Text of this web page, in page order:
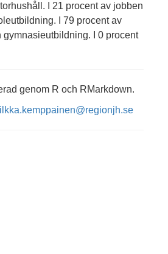
I 21 procent av jobben
I 79 procent av
gymnasieutbildning. I 0 procent
genom R och RMarkdown.
ilkka.kemppainen@regionjh.se